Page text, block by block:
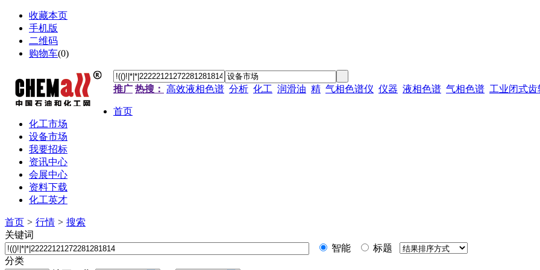
收藏本页
手机版
二维码
购物车(0)
推广 热搜： 高效液相色谱 分析 化工 润滑油 精 气相色谱仪 仪器 液相色谱 气相色谱 工业闭式齿
首页
化工市场
设备市场
我要招标
资讯中心
会展中心
资料下载
化工英才
首页 > 行情 > 搜索
关键词
智能
标题
分类